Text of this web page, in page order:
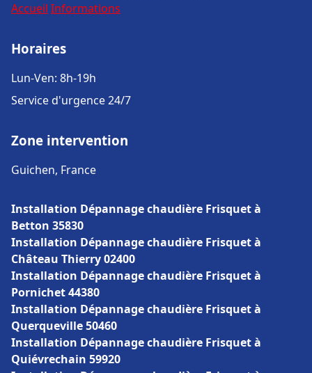
Accueil Informations
Horaires
Lun-Ven: 8h-19h
Service d'urgence 24/7
Zone intervention
Guichen, France
Installation Dépannage chaudière Frisquet à
Betton 35830
Installation Dépannage chaudière Frisquet à
Château Thierry 02400
Installation Dépannage chaudière Frisquet à
Pornichet 44380
Installation Dépannage chaudière Frisquet à
Querqueville 50460
Installation Dépannage chaudière Frisquet à
Quiévrechain 59920